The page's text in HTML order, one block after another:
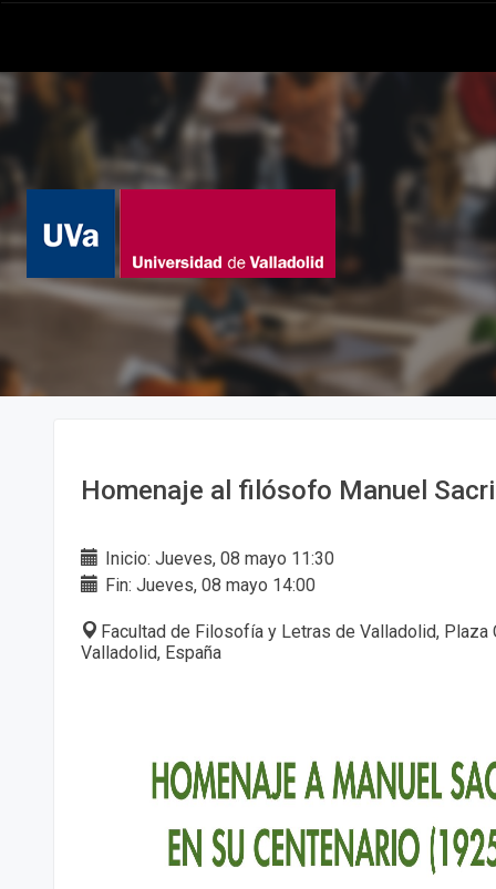
Homenaje al filósofo Manuel
Inicio: Jueves, 08 mayo 11:30
Fin: Jueves, 08 mayo 14:00
Facultad de Filosofía y Letras de Valladolid, Plaza
Valladolid, España